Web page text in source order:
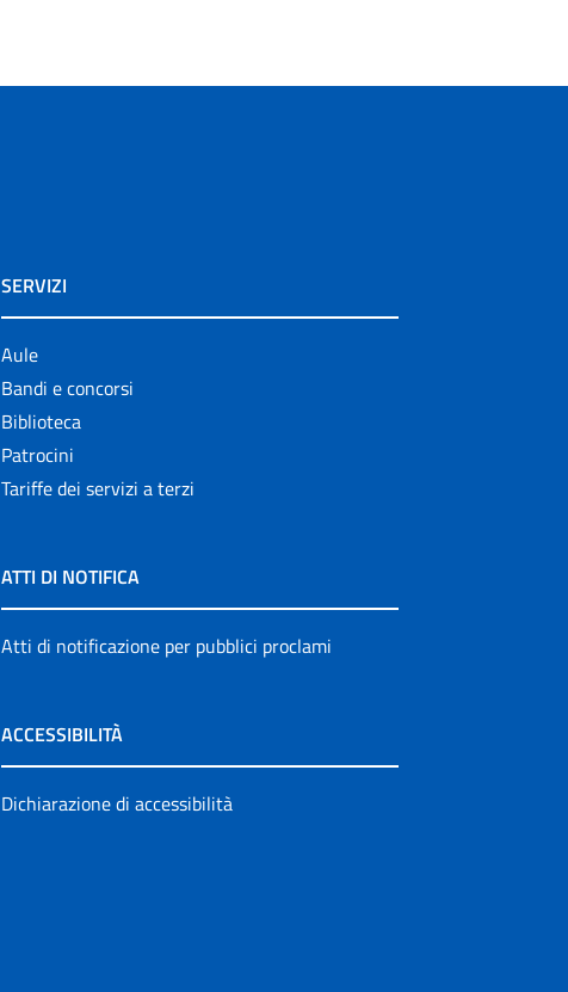
SERVIZI
Aule
Bandi e concorsi
Biblioteca
Patrocini
Tariffe dei servizi a terzi
ATTI DI NOTIFICA
Atti di notificazione per pubblici proclami
ACCESSIBILITÀ
Dichiarazione di accessibilità